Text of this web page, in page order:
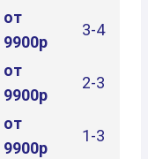
от
9900р
3-4
от
9900р
2-3
от
9900р
1-3